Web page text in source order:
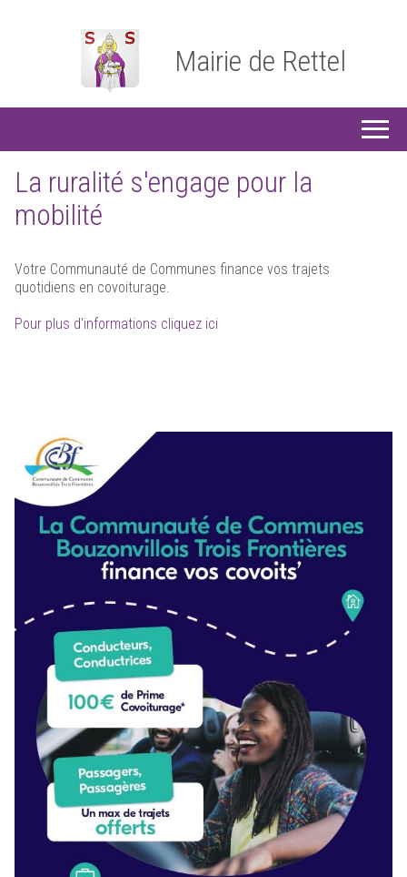
Mairie de Rettel
La ruralité s'engage pour la
mobilité
Votre Communauté de Communes finance vos trajets
quotidiens en covoiturage.
Pour plus d'informations cliquez ici